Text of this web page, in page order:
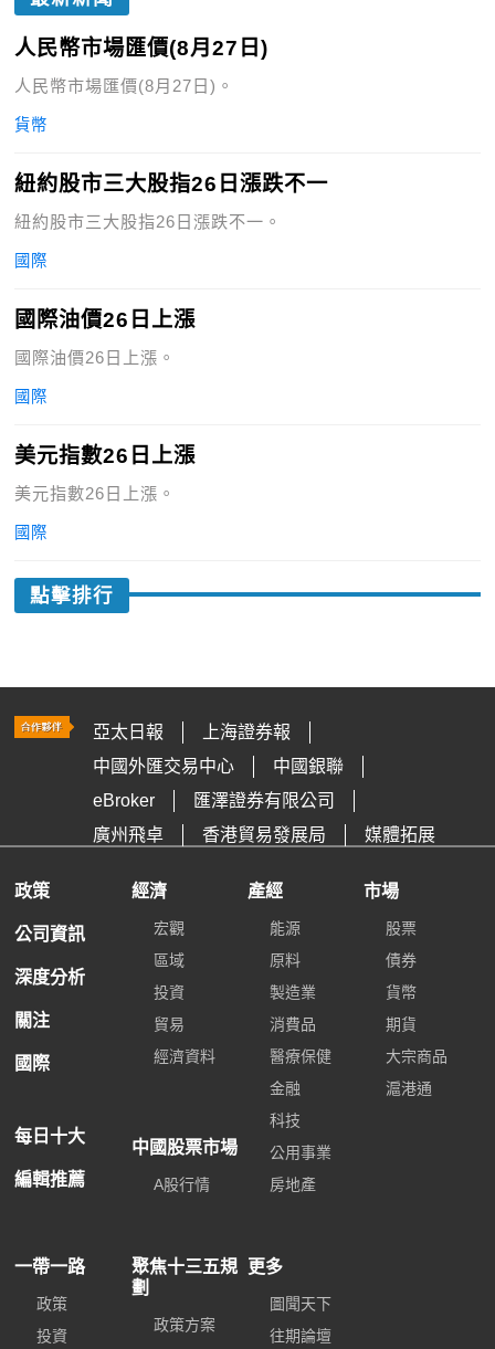
人民幣市場匯價(8月27日)
人民幣市場匯價(8月27日)。
貨幣
紐約股市三大股指26日漲跌不一
紐約股市三大股指26日漲跌不一。
國際
國際油價26日上漲
國際油價26日上漲。
國際
美元指數26日上漲
美元指數26日上漲。
國際
點擊排行
亞太日報
上海證券報
中國外匯交易中心
中國銀聯
eBroker
匯澤證券有限公司
廣州飛卓
香港貿易發展局 媒體拓展
政策
公司資訊
深度分析
關注
國際
每日十大
編輯推薦
經濟
宏觀
區域
投資
貿易
經濟資料
中國股票市場
A股行情
產經
能源
原料
製造業
消費品
醫療保健
金融
科技
公用事業
房地產
市場
股票
債券
貨幣
期貨
大宗商品
滬港通
一帶一路
政策
投資
聚焦十三五規
劃
政策方案
更多
圖聞天下
往期論壇